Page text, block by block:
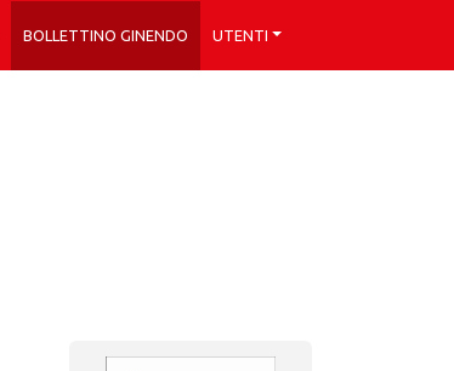
BOLLETTINO GINENDO UTENTI